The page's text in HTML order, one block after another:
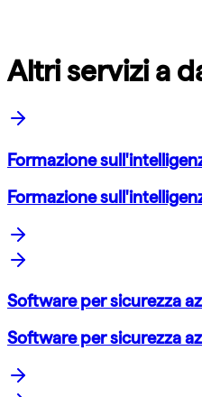
Altri servizi a
Formazione
Formazione
Software per sicurezza
Software per sicurezza